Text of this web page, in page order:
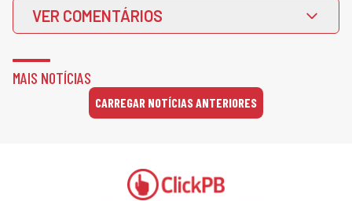
VER COMENTÁRIOS
MAIS NOTÍCIAS
CARREGAR NOTÍCIAS ANTERIORES